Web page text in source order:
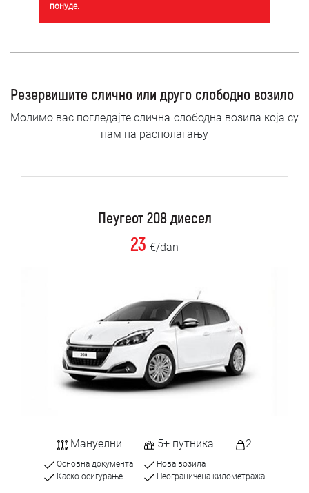
понуде.
Резервишите слично или друго слободно возило
Молимо вас погледајте слична слободна возила која су
нам на располагању
Пеугеот 208 диесел
23 €/dan
Мануелни 5+ путника 2
Основна документа
Каско осигурање
Нова возила
Неограничена километража